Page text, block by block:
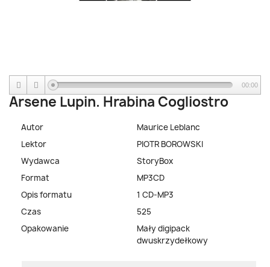
00:00
Arsene Lupin. Hrabina Cogliostro
Autor
Maurice Leblanc
Lektor
PIOTR BOROWSKI
Wydawca
StoryBox
Format
MP3CD
Opis formatu
1 CD-MP3
Czas
525
Opakowanie
Mały digipack
dwuskrzydełkowy